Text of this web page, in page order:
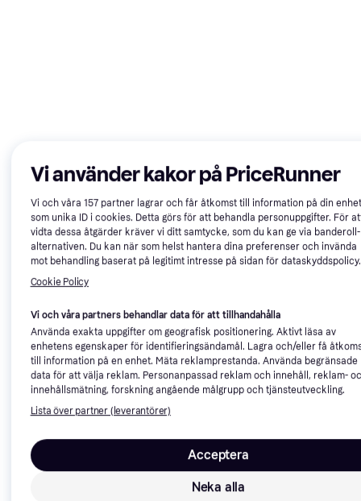
Silva Compass Starter 1-2-3
No Colour One Size
199 kr
8 butiker
Väderstreck, Grader
1 149 kr
6 butiker
Vi använder kakor på PriceRunner
Vi och våra 157partner lagrar och får åtkomst till information på din
som unika ID i cookies. Detta görs för att behandla personuppgifter. För
vidta dessa åtgärder kräver vi ditt samtycke, som du kan ge via banderoll-
alternativen. Du kan när som helst hantera dina preferenser och invända
mot behandling baserat på legitimt intresse på sidan för dataskyddspolicy.
Cookie Policy
Vi och våra partners behandlar data för att tillhandahålla
Använda exakta uppgifter om geografisk positionering. Aktivt läsa av
enhetens egenskaper för identifieringsändamål. Lagra och/eller få
till information på en enhet. Mäta reklamprestanda. Använda begränsade
data för att välja reklam. Personanpassad reklam och innehåll, reklam-
innehållsmätning, forskning angående målgrupp och tjänsteutveckling.
Lista över partner (leverantörer)
Neka alla
Acceptera